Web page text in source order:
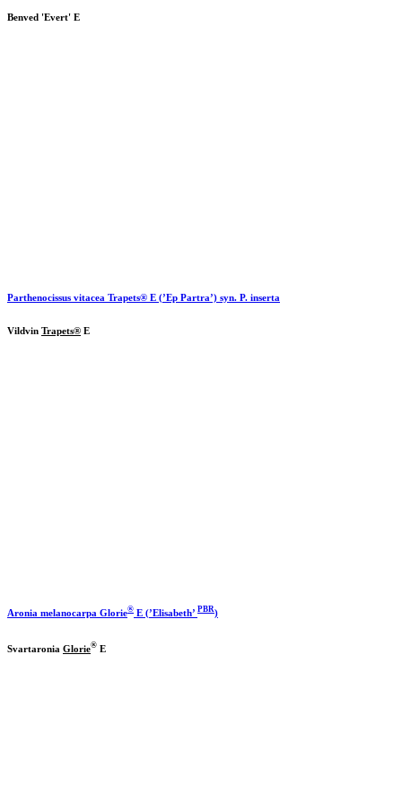
Benved 'Evert' E
Parthenocissus vitacea Trapets® E (’Ep Partra’) syn. P. inserta
Vildvin Trapets® E
Aronia melanocarpa Glorie® E (’Elisabeth’ PBR)
Svartaronia Glorie® E